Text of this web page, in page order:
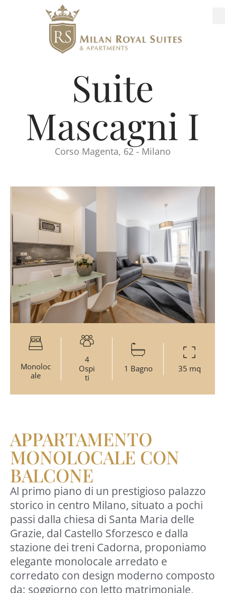
Suite
Mascagni I
Corso Magenta, 62 - Milano
Monoloc
ale
4
Ospi
ti
1 Bagno 35 mq
APPARTAMENTO
MONOLOCALE CON
BALCONE
Al primo piano di un prestigioso palazzo
storico in centro Milano, situato a pochi
passi dalla chiesa di Santa Maria delle
Grazie, dal Castello Sforzesco e dalla
stazione dei treni Cadorna, proponiamo
elegante monolocale arredato e
corredato con design moderno composto
da: soggiorno con letto matrimoniale,